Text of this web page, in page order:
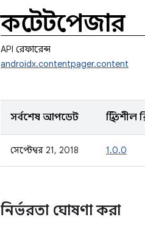
কন্টেন্টপেজার
API রেফারেন্স
androidx.contentpager.content
সর্বশেষ আপডেট
সেপ্টেম্বর 21, 2018 1.0.0
নির্ভরতা ঘোষণা করা